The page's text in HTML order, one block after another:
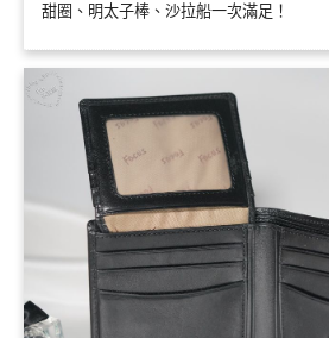
甜圈、明太子棒、沙拉船一次滿足！